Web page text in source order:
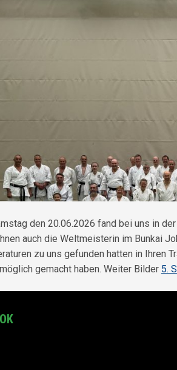
den 20.06.2026 fand bei uns in
auch die Weltmeisterin im Bunkai
zu uns gefunden hatten in Ihren
gemacht haben. Weiter Bilder 5.